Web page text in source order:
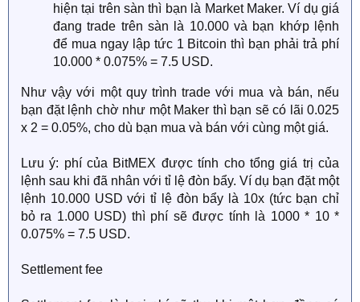
hiện tại trên sàn thì bạn là Market Maker. Ví dụ giá
đang trade trên sàn là 10.000 và bạn khớp lệnh
để mua ngay lập tức 1 Bitcoin thì bạn phải trả phí
10.000 * 0.075% = 7.5 USD.
Như vậy với một quy trình trade với mua và bán, nếu
bạn đặt lệnh chờ như một Maker thì bạn sẽ có lãi 0.025
x 2 = 0.05%, cho dù bạn mua và bán với cùng một giá.
Lưu ý: phí của BitMEX được tính cho tổng giá trị của
lệnh sau khi đã nhân với tỉ lệ đòn bẩy. Ví dụ bạn đặt một
lệnh 10.000 USD với tỉ lệ đòn bẩy là 10x (tức bạn chỉ
bỏ ra 1.000 USD) thì phí sẽ được tính là 1000 * 10 *
0.075% = 7.5 USD.
Settlement fee